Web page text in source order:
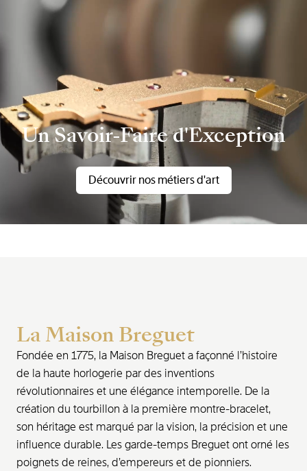
Un Savoir-Faire d'Exception
Découvrir nos métiers d'art
La Maison Breguet
Fondée en 1775, la Maison Breguet a façonné l’histoire
de la haute horlogerie par des inventions
révolutionnaires et une élégance intemporelle. De la
création du tourbillon à la première montre-bracelet,
son héritage est marqué par la vision, la précision et une
influence durable. Les garde-temps Breguet ont orné les
poignets de reines, d’empereurs et de pionniers.